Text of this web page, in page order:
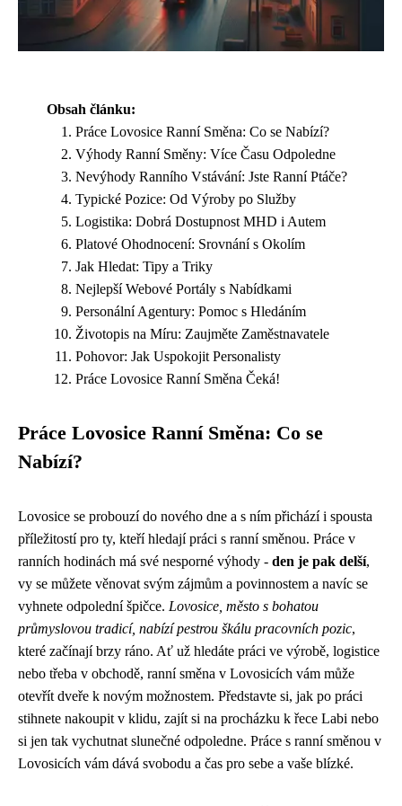
Obsah článku:
Práce Lovosice Ranní Směna: Co se Nabízí?
Výhody Ranní Směny: Více Času Odpoledne
Nevýhody Ranního Vstávání: Jste Ranní Ptáče?
Typické Pozice: Od Výroby po Služby
Logistika: Dobrá Dostupnost MHD i Autem
Platové Ohodnocení: Srovnání s Okolím
Jak Hledat: Tipy a Triky
Nejlepší Webové Portály s Nabídkami
Personální Agentury: Pomoc s Hledáním
Životopis na Míru: Zaujměte Zaměstnavatele
Pohovor: Jak Uspokojit Personalisty
Práce Lovosice Ranní Směna Čeká!
Práce Lovosice Ranní Směna: Co se
Nabízí?
Lovosice se probouzí do nového dne a s ním přichází i spousta
příležitostí pro ty, kteří hledají práci s ranní směnou. Práce v
ranních hodinách má své nesporné výhody - den je pak delší,
vy se můžete věnovat svým zájmům a povinnostem a navíc se
vyhnete odpolední špičce. Lovosice, město s bohatou
průmyslovou tradicí, nabízí pestrou škálu pracovních pozic,
které začínají brzy ráno. Ať už hledáte práci ve výrobě, logistice
nebo třeba v obchodě, ranní směna v Lovosicích vám může
otevřít dveře k novým možnostem. Představte si, jak po práci
stihnete nakoupit v klidu, zajít si na procházku k řece Labi nebo
si jen tak vychutnat slunečné odpoledne. Práce s ranní směnou v
Lovosicích vám dává svobodu a čas pro sebe a vaše blízké.